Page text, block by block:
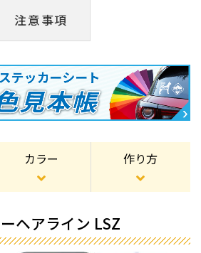
注意事項
カラー 作り方
ヘアライン LSZ